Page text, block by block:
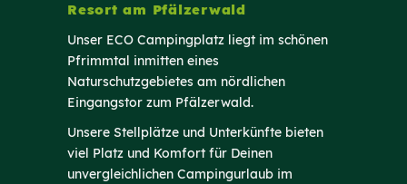
Resort am Pfälzerwald
Unser ECO Campingplatz liegt im schönen
Pfrimmtal inmitten eines
Naturschutzgebietes am nördlichen
Eingangstor zum Pfälzerwald.
Unsere Stellplätze und Unterkünfte bieten
viel Platz und Komfort für Deinen
unvergleichlichen Campingurlaub im